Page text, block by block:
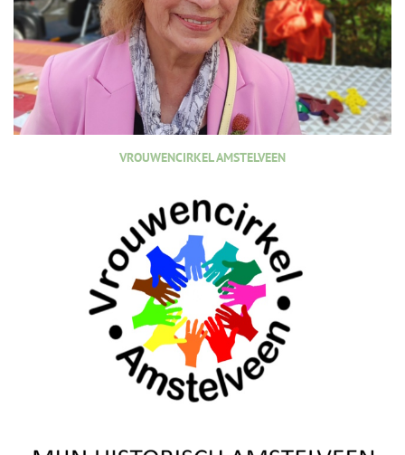
VROUWENCIRKEL AMSTELVEEN